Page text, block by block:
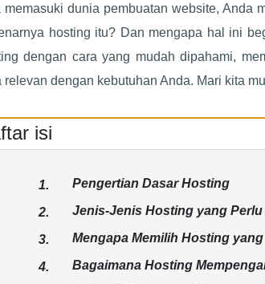
memasuki dunia pembuatan website, Anda
hosting itu? Dan mengapa hal ini
dengan cara yang mudah dipahami,
relevan dengan kebutuhan Anda. Mari kita
isi
1. Pengertian Dasar Hosting
2. Jenis-Jenis Hosting yang
3. Mengapa Memilih Hosting
4. Bagaimana Hosting